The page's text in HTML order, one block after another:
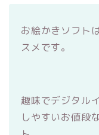
お絵かきソフト
スメです。
趣味でデジタル
しやすいお値段